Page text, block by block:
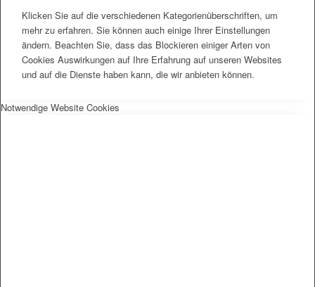
Klicken Sie auf die verschiedenen Kategorienüberschriften, um
mehr zu erfahren. Sie können auch einige Ihrer Einstellungen
ändern. Beachten Sie, dass das Blockieren einiger Arten von
Cookies Auswirkungen auf Ihre Erfahrung auf unseren Websites
und auf die Dienste haben kann, die wir anbieten können.
Notwendige Website Cookies